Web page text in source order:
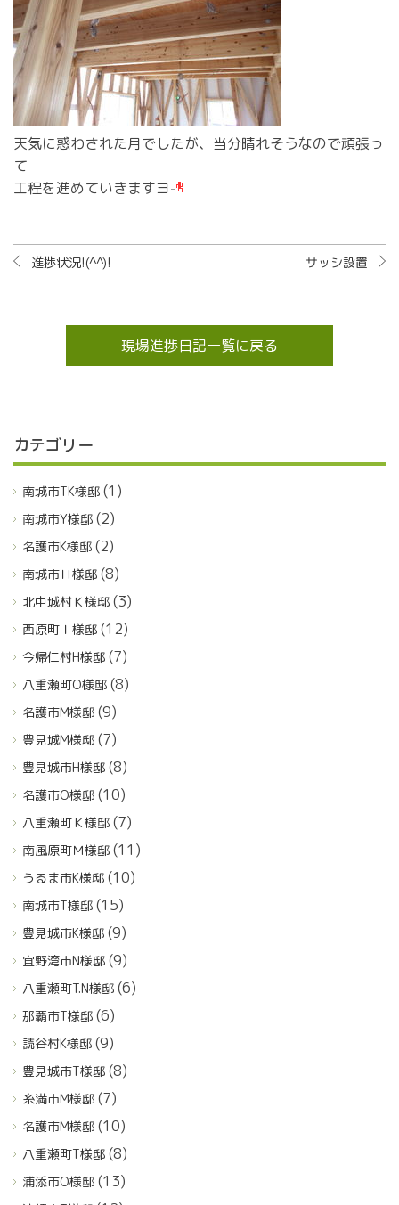
天気に惑わされた月でしたが、当分晴れそうなので頑張っ
て
工程を進めていきますヨ
進捗状況!(^^)! サッシ設置
現場進捗日記一覧に戻る
カテゴリー
南城市TK様邸 (1)
南城市Y様邸 (2)
名護市K様邸 (2)
南城市Ｈ様邸 (8)
北中城村Ｋ様邸 (3)
西原町Ｉ様邸 (12)
今帰仁村H様邸 (7)
八重瀬町O様邸 (8)
名護市M様邸 (9)
豊見城M様邸 (7)
豊見城市H様邸 (8)
名護市O様邸 (10)
八重瀬町Ｋ様邸 (7)
南風原町Ｍ様邸 (11)
うるま市K様邸 (10)
南城市T様邸 (15)
豊見城市K様邸 (9)
宜野湾市N様邸 (9)
八重瀬町T.N様邸 (6)
那覇市T様邸 (6)
読谷村K様邸 (9)
豊見城市T様邸 (8)
糸満市M様邸 (7)
名護市M様邸 (10)
八重瀬町T様邸 (8)
浦添市O様邸 (13)